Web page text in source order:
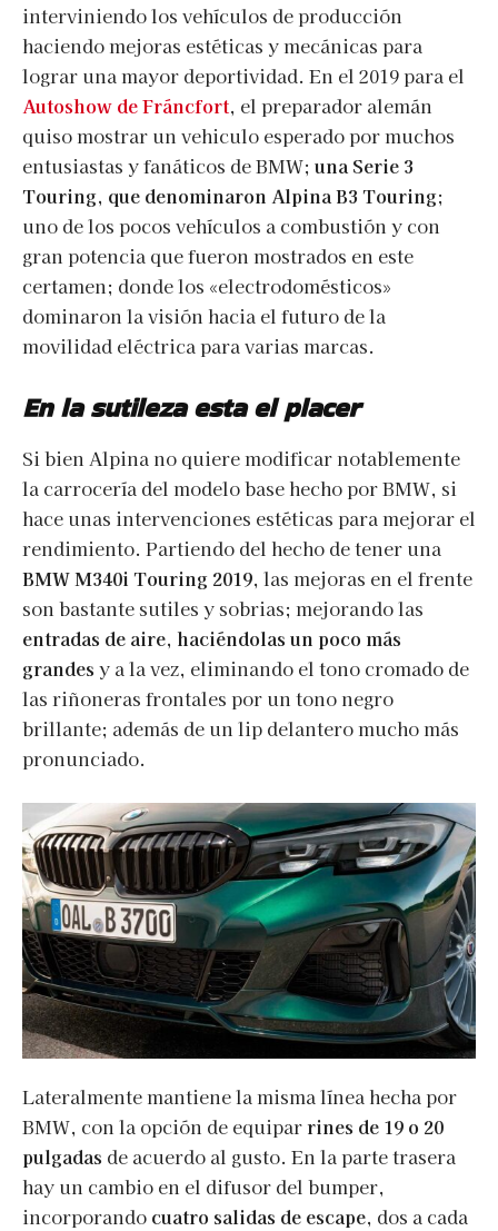
interviniendo los vehículos de producción
haciendo mejoras estéticas y mecánicas para
lograr una mayor deportividad. En el 2019 para el
Autoshow de Fráncfort, el preparador alemán
quiso mostrar un vehiculo esperado por muchos
entusiastas y fanáticos de BMW; una Serie 3
Touring, que denominaron Alpina B3 Touring;
uno de los pocos vehículos a combustión y con
gran potencia que fueron mostrados en este
certamen; donde los «electrodomésticos»
dominaron la visión hacia el futuro de la
movilidad eléctrica para varias marcas.
En la sutileza esta el placer
Si bien Alpina no quiere modificar notablemente
la carrocería del modelo base hecho por BMW, si
hace unas intervenciones estéticas para mejorar el
rendimiento. Partiendo del hecho de tener una
BMW M340i Touring 2019, las mejoras en el frente
son bastante sutiles y sobrias; mejorando las
entradas de aire, haciéndolas un poco más
grandes y a la vez, eliminando el tono cromado de
las riñoneras frontales por un tono negro
brillante; además de un lip delantero mucho más
pronunciado.
Lateralmente mantiene la misma línea hecha por
BMW, con la opción de equiparrines de 19 o 20
pulgadas de acuerdo al gusto. En la parte trasera
hay un cambio en el difusor del bumper,
incorporando cuatro salidas de escape, dos a cada